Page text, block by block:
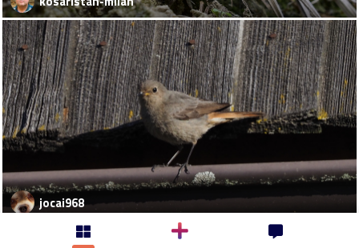
jocai968